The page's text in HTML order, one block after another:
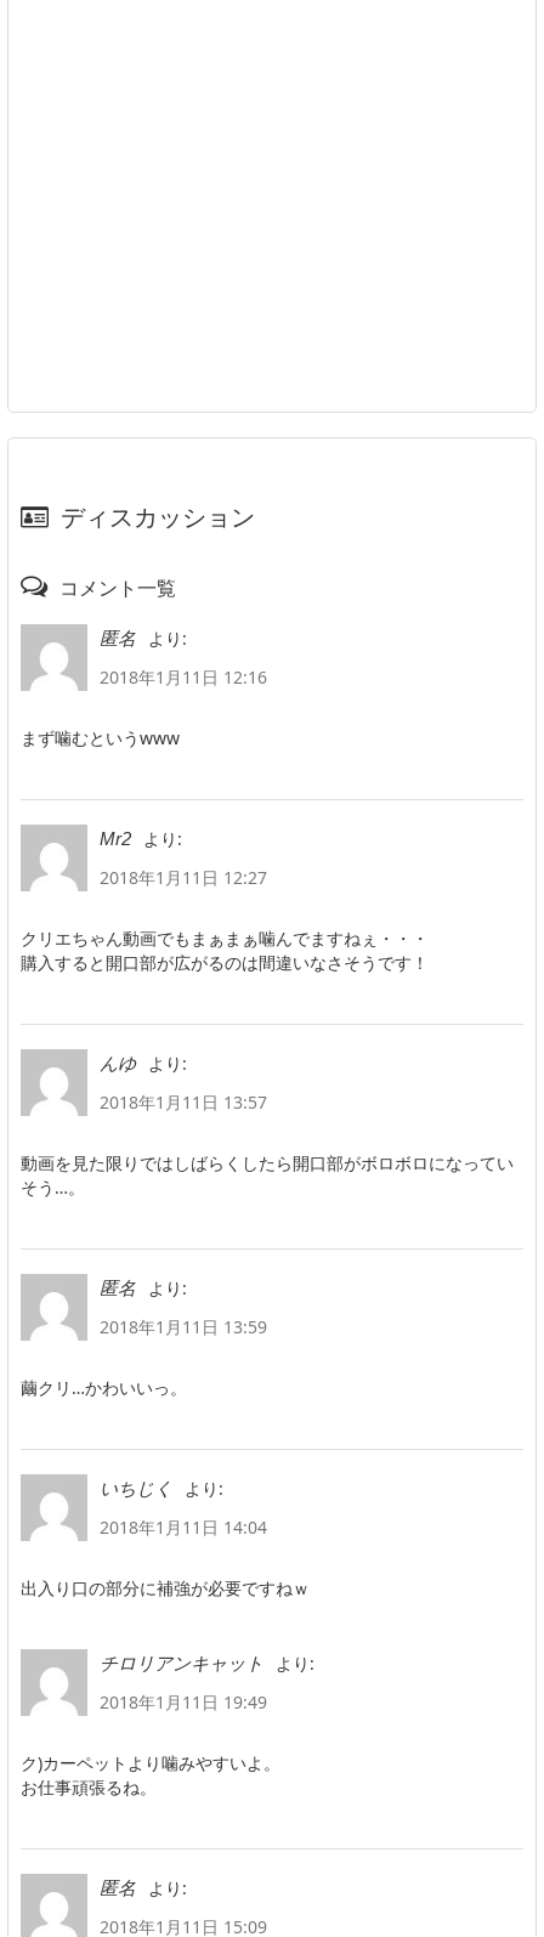
ディスカッション
コメント一覧
匿名
より:
2018年1月11日 12:16
まず噛むというwww
Mr2
より:
2018年1月11日 12:27
クリエちゃん動画でもまぁまぁ噛んでますねぇ・・・
購入すると開口部が広がるのは間違いなさそうです！
んゆ
より:
2018年1月11日 13:57
動画を見た限りではしばらくしたら開口部がボロボロになってい
そう…。
匿名
より:
2018年1月11日 13:59
繭クリ…かわいいっ。
いちじく
より:
2018年1月11日 14:04
出入り口の部分に補強が必要ですねｗ
チロリアンキャット
より:
2018年1月11日 19:49
ク)カーペットより噛みやすいよ。
お仕事頑張るね。
匿名
より:
2018年1月11日 15:09